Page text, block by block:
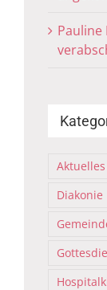
Pauline
Aktuelles
Diakonie